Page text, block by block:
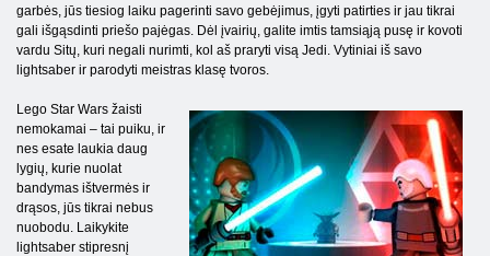
garbės, jūs tiesiog laiku pagerinti savo gebėjimus, įgyti patirties ir jau tikrai
gali išgąsdinti priešo pajėgas. Dėl įvairių, galite imtis tamsiąją pusę ir kovoti
vardu Sitų, kuri negali nurimti, kol aš praryti visą Jedi. Vytiniai iš savo
lightsaber ir parodyti meistras klasę tvoros.
Lego Star Wars žaisti
nemokamai – tai puiku, ir
nes esate laukia daug
lygių, kurie nuolat
bandymas ištvermės ir
drąsos, jūs tikrai nebus
nuobodu. Laikykite
lightsaber stipresnį